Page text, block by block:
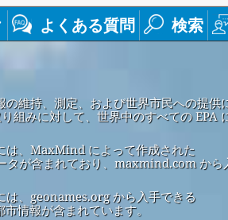
よくある質問 検索
の維持、測定、および世界市民への提供
組みに対して、世界中のすべての EPA
は、MaxMind によって作成された
タが含まれており、maxmind.com から
は、geonames.org から入手できる
情報が含まれています。